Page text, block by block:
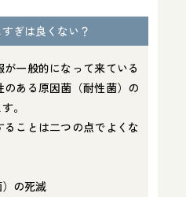
ぎは良くない？
一般的になって来ている
ある原因菌（耐性菌）の
。
ことは二つの点でよくな
の死滅